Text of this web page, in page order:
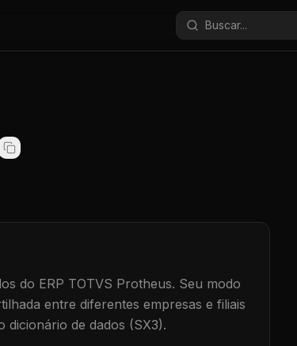
Buscar...
do ERP TOTVS Protheus. Seu modo
entre diferentes empresas e filiais
dicionário de dados (SX3).